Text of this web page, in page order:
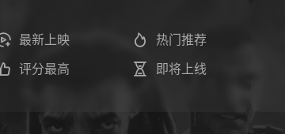
最新上映 热门推荐
评分最高 即将上线